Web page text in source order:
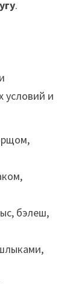
.
условий и
бэлеш,